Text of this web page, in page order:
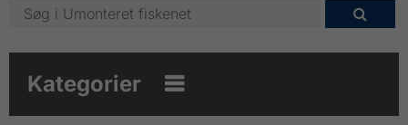

Kategorier 